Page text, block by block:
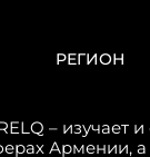
РЕГИОН
– изучает
Армении,